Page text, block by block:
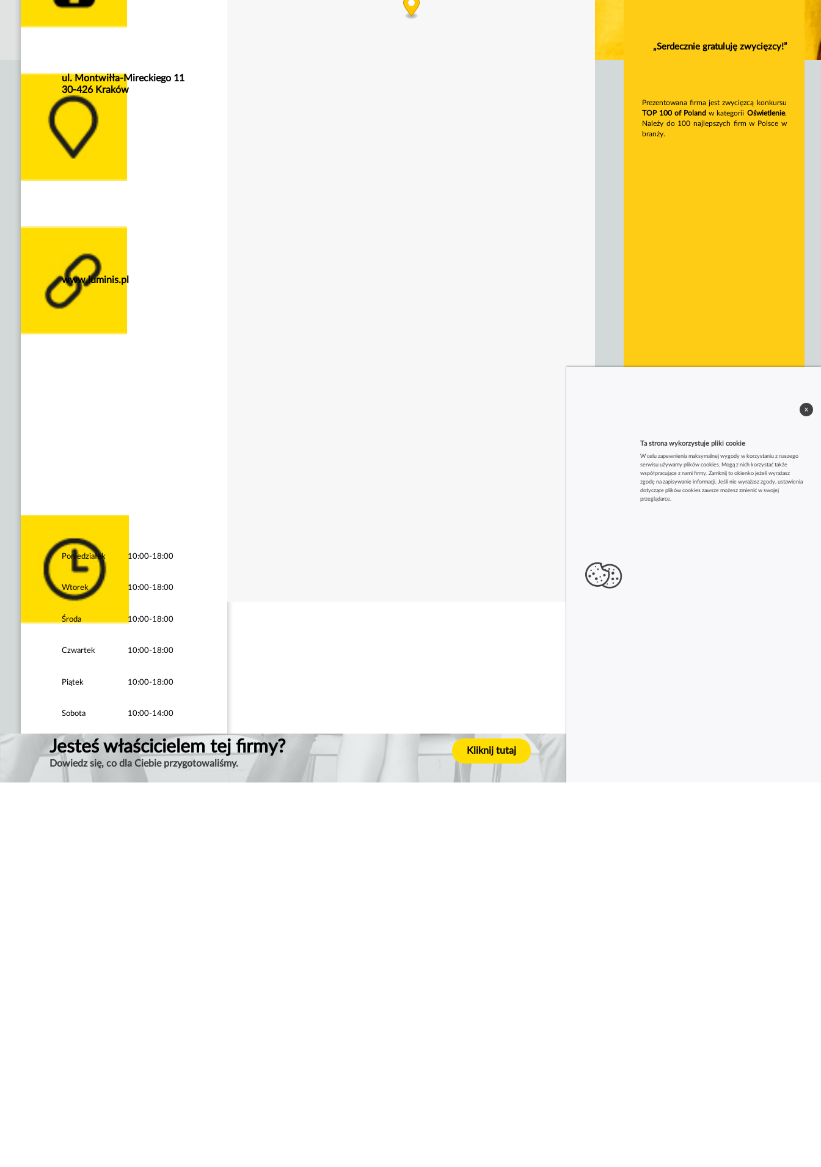
ul. Montwiłła-Mireckiego 11
30-426 Kraków
www.luminis.pl
Poniedziałek 10:00-18:00
Wtorek 10:00-18:00
Środa 10:00-18:00
Czwartek 10:00-18:00
Piątek 10:00-18:00
Sobota 10:00-14:00
Jesteś właścicielem tej firmy?
Dowiedz się, co dla Ciebie przygotowaliśmy.
Kliknij tutaj
„Serdecznie gratuluję zwycięzcy!”
Prezentowana firma jest zwycięzcą konkursu
TOP 100 of Poland w kategorii Oświetlenie.
Należy do 100 najlepszych firm w Polsce w
branży.
Ta strona wykorzystuje pliki cookie
W celu zapewnienia maksymalnej wygody w korzystaniu z naszego
serwisu używamy plików cookies. Mogą z nich korzystać także
współpracujące z nami firmy. Zamknij to okienko jeżeli wyrażasz
zgodę na zapisywanie informacji. Jeśli nie wyrażasz zgody, ustawienia
dotyczące plików cookies zawsze możesz zmienić w swojej
przeglądarce.
x